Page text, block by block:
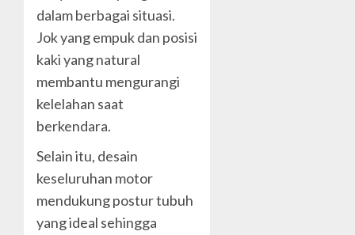
dalam berbagai situasi.
Jok yang empuk dan posisi
kaki yang natural
membantu mengurangi
kelelahan saat
berkendara.
Selain itu, desain
keseluruhan motor
mendukung postur tubuh
yang ideal sehingga